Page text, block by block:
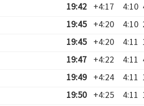
19:42 +4:17 4:10
19:45 +4:20 4:10
19:45 +4:20 4:11
19:47 +4:22 4:11
19:49 +4:24 4:11
19:50 +4:25 4:11